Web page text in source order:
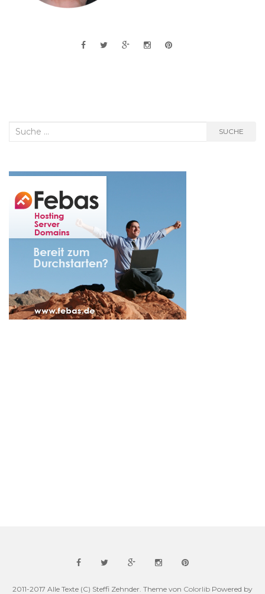
Suche
SUCHE
2011-2017 Alle Texte (C) Steffi Zehnder. Theme von Colorlib Powered by